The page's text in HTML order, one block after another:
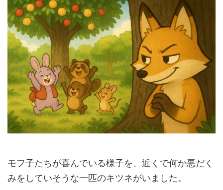
モフ子たちが喜んでいる様子を、近くで何か悪だく
みをしていそうな一匹のキツネがいました。